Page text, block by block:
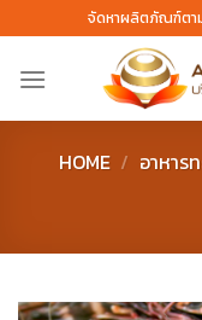
to
content
จัดหาผลิตภัณฑ์ตา
HOME / อาหาร